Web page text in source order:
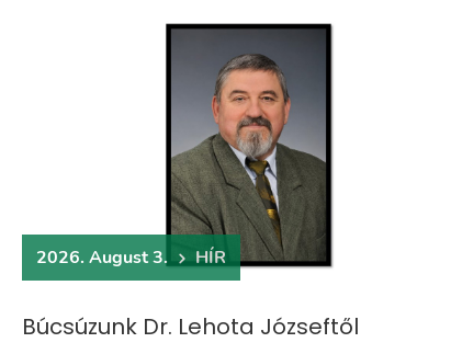
2026. August 3. HÍR
Búcsúzunk Dr. Lehota Józseftől